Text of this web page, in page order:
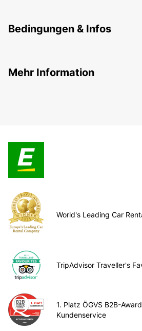
Bedingungen & Infos
Mehr Information
World's Leading Car
TripAdvisor Traveller's
1. Platz ÖGVS B2B-
Kundenservice